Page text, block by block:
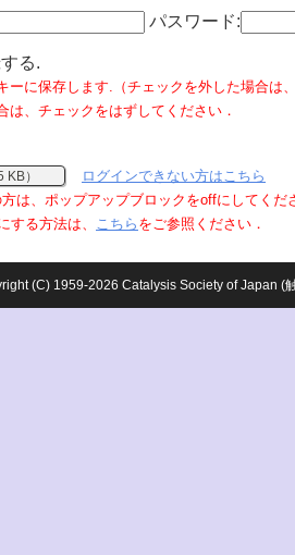
パスワード:
る.
ーに保存します.（チェックを外した場合は
は、チェックをはずしてください．
）
ログインできない方はこちら
は、ポップアップブロックをoffにしてくだ
する方法は、 こちら をご参照ください．
(C) 1959-2026 Catalysis Society of Japan (